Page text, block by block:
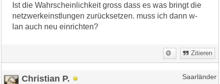
Ist die Wahrscheinlichkeit gross dass es was bringt die
netzwerkeinstlungen zurücksetzen. muss ich dann w-
lan auch neu einrichten?
Zitieren
Christian P. Saarländer